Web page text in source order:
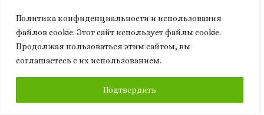
Политика конфиденциальности и использования
файлов сookie: Этот сайт использует файлы cookie.
Продолжая пользоваться этим сайтом, вы
соглашаетесь с их использованием.
Подтвердить
фундаментальный адаптивный механизм. В
закрытых или иерархически ограниченных
средах регрессивные защитные механизмы
психики становятся основными
инструментами выживания и социальной
навигации. Количественно можно представить,